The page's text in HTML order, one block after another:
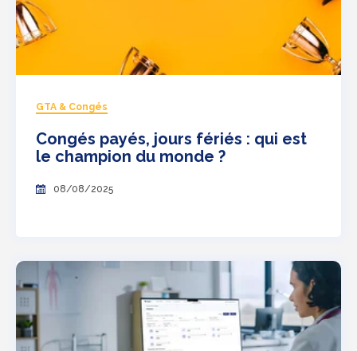
GTA & Congés
Congés payés, jours fériés : qui est
le champion du monde ?
08/08/2025